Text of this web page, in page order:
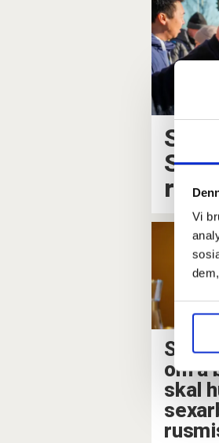
Vi
Som
om å
skal